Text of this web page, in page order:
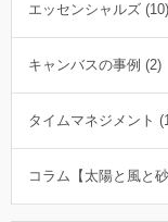
エッセンシャルズ (10)
キャンバスの事例 (2)
タイムマネジメント
コラム【太陽と風と